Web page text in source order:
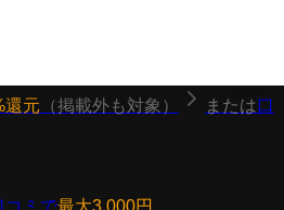
還元 （掲載外も対象） または口
コミで最大3,000円